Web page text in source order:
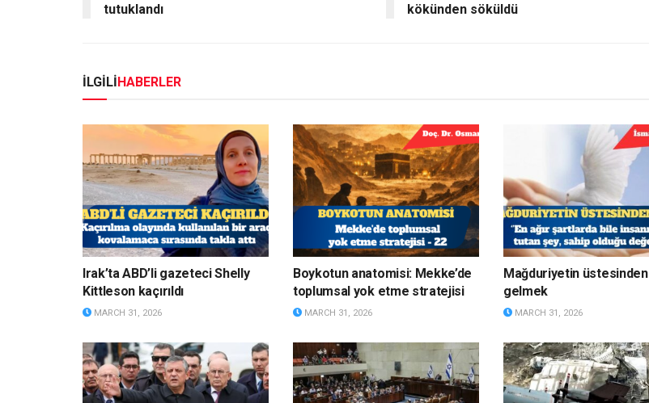
tutuklandı
kökünden söküldü
İLGİLİHABERLER
Irak’ta ABD’li gazeteci Shelly
Kittleson kaçırıldı
MARCH 31, 2026
Boykotun anatomisi: Mekke’de
toplumsal yok etme stratejisi
MARCH 31, 2026
Mağduriyetin üstesinden
gelmek
MARCH 31, 2026